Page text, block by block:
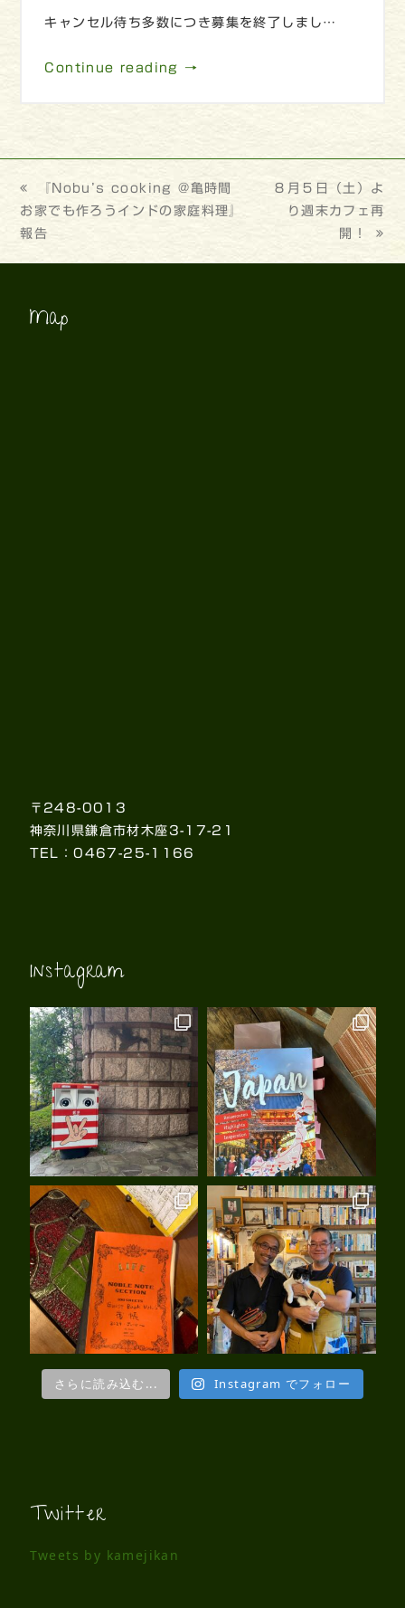
キャンセル待ち多数につき募集を終了しまし…
Continue reading →
previous
post:
『Nobu’s cooking @亀時間
お家でも作ろうインドの家庭料理』
報告
next
post:
８月５日（土）よ
り週末カフェ再
開！
Map
〒248-0013
神奈川県鎌倉市材木座3-17-21
TEL：0467-25-1166
Instagram
さらに読み込む... Instagram でフォロー
Twitter
Tweets by kamejikan